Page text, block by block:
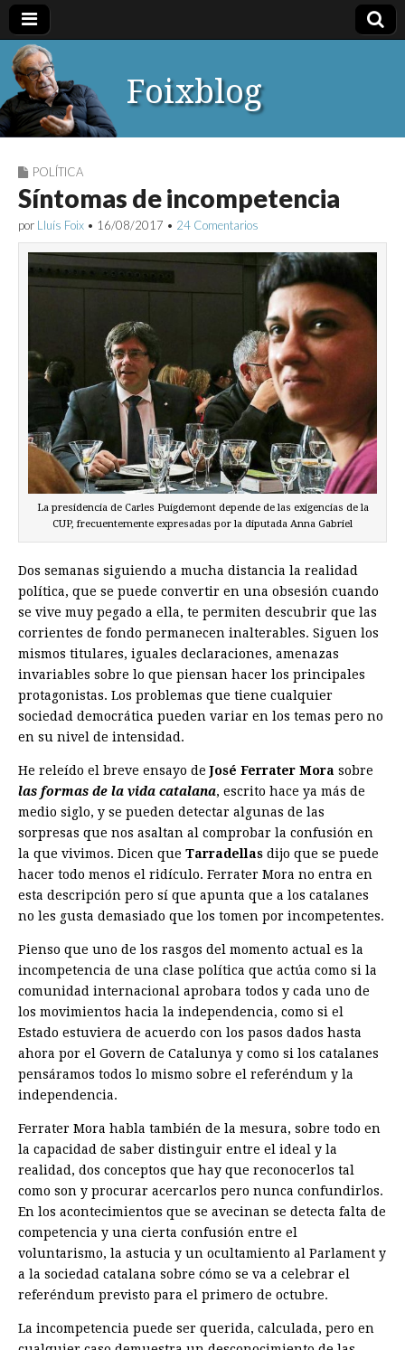
Foixblog
POLÍTICA
Síntomas de incompetencia
por Lluís Foix • 16/08/2017 • 24 Comentarios
La presidencia de Carles Puigdemont depende de las exigencias de la
CUP, frecuentemente expresadas por la diputada Anna Gabriel
Dos semanas siguiendo a mucha distancia la realidad
política, que se puede convertir en una obsesión cuando
se vive muy pegado a ella, te permiten descubrir que las
corrientes de fondo permanecen inalterables. Siguen los
mismos titulares, iguales declaraciones, amenazas
invariables sobre lo que piensan hacer los principales
protagonistas. Los problemas que tiene cualquier
sociedad democrática pueden variar en los temas pero no
en su nivel de intensidad.
He releído el breve ensayo deJosé Ferrater Mora sobre
las formas de la vida catalana, escrito hace ya más de
medio siglo, y se pueden detectar algunas de las
sorpresas que nos asaltan al comprobar la confusión en
la que vivimos. Dicen que Tarradellas ­dijo que se puede
hacer todo menos el ridículo. Ferrater Mora no entra en
esta descripción pero sí que apunta que a los catalanes
no les gusta demasiado que los tomen por incompetentes.
Pienso que uno de los rasgos del momento actual es la
incompetencia de una clase política que actúa como si la
comunidad internacional aprobara todos y cada uno de
los movimientos hacia la independencia, como si el
Estado estuviera de acuerdo con los ­pasos dados hasta
ahora por el Govern de Catalunya y como si los catalanes
pensáramos todos lo mismo sobre el referéndum y la
independencia.
Ferrater Mora habla también de la me­sura, sobre todo en
la capacidad de saber distinguir entre el ideal y la
realidad, dos conceptos que hay que reconocerlos tal
como son y procurar acercarlos pero nunca confundirlos.
En los acontecimientos que se avecinan se detecta falta de
competencia y una cierta confusión entre el
voluntarismo, la astucia y un ocultamiento al Parlament y
a la sociedad catalana sobre cómo se va a ­celebrar el
referéndum previsto para el primero de octubre.
La incompetencia puede ser querida, ­calculada, pero en